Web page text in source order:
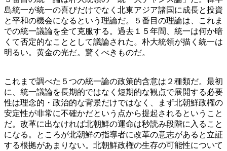
島統一が統一の喜びだけでなく北東アジア諸国に成長と投資
と平和の機会になるという理論だ。５番目の理論は、これま
での統一議論を全て克服する。過去１５年間、統一は何か暗
くて否定的なこととして議論された。朴大統領が描く統一は
明るい。黄金の光だ。驚くべきものだ。
これまで調べた５つの統一論の政策的含意は２種類だ。最初
に、統一議論を長期的ではなく短期的な観点で展開する必要
性は理念的・政治的な背景だけではなく、まず北朝鮮政権の
安定性が非常に不確かだという点から提起されるということ
だ。改革に出なければ北朝鮮の運命は秒読み段階に入ること
になる。ところが北朝鮮の指導者に改革の意志があると立証
する根拠があまりない。北朝鮮政権の生存の可能性について